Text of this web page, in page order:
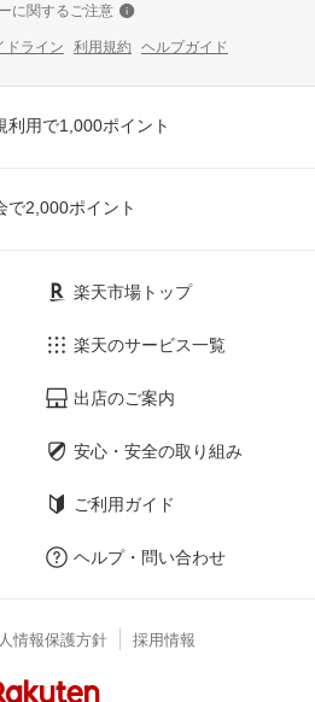
に関するご注意
ドライン 利用規約 ヘルプガイド
利用で1,000ポイント
で2,000ポイント
楽天市場トップ
楽天のサービス一覧
出店のご案内
安心・安全の取り組み
ご利用ガイド
ヘルプ・問い合わせ
情報保護方針 採用情報